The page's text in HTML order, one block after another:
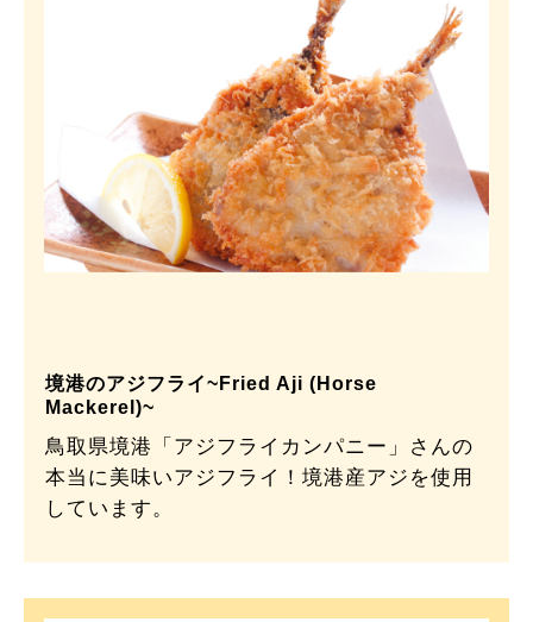
境港のアジフライ~Fried Aji (Horse
Mackerel)~
鳥取県境港「アジフライカンパニー」さんの
本当に美味いアジフライ！境港産アジを使用
しています。